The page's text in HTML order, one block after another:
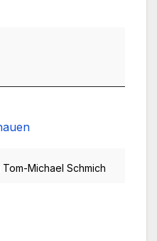
Tom-Michael Schmich